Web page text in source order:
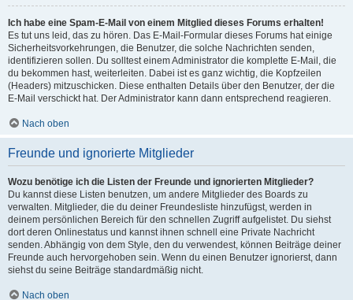
Ich habe eine Spam-E-Mail von einem Mitglied dieses Forums erhalten!
Es tut uns leid, das zu hören. Das E-Mail-Formular dieses Forums hat einige
Sicherheitsvorkehrungen, die Benutzer, die solche Nachrichten senden,
identifizieren sollen. Du solltest einem Administrator die komplette E-Mail, die
du bekommen hast, weiterleiten. Dabei ist es ganz wichtig, die Kopfzeilen
(Headers) mitzuschicken. Diese enthalten Details über den Benutzer, der die
E-Mail verschickt hat. Der Administrator kann dann entsprechend reagieren.
Nach oben
Freunde und ignorierte Mitglieder
Wozu benötige ich die Listen der Freunde und ignorierten Mitglieder?
Du kannst diese Listen benutzen, um andere Mitglieder des Boards zu
verwalten. Mitglieder, die du deiner Freundesliste hinzufügst, werden in
deinem persönlichen Bereich für den schnellen Zugriff aufgelistet. Du siehst
dort deren Onlinestatus und kannst ihnen schnell eine Private Nachricht
senden. Abhängig von dem Style, den du verwendest, können Beiträge deiner
Freunde auch hervorgehoben sein. Wenn du einen Benutzer ignorierst, dann
siehst du seine Beiträge standardmäßig nicht.
Nach oben